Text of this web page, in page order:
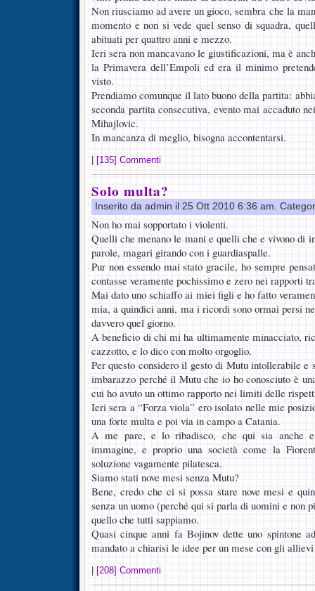
Non riusciamo ad avere un gioco, sembra che la
momento e non si vede quel senso di squadra,
abituati per quattro anni e mezzo.
Ieri sera non mancavano le giustificazioni, ma è
la Primavera dell’Empoli ed era il minimo
visto.
Prendiamo comunque il lato buono della partita:
seconda partita consecutiva, evento mai accaduto
Mihajlovic.
In mancanza di meglio, bisogna accontentarsi.
[135] Commenti
Solo multa?
Inserito da admin il 25 Ott 2010 6:36 am.
Non ho mai sopportato i violenti.
Quelli che menano le mani e quelli che e vivono di
parole, magari girando con i guardiaspalle.
Pur non essendo mai stato gracile, ho sempre
contasse veramente pochissimo e zero nei rapporti
Mai dato uno schiaffo ai miei figli e ho fatto
mia, a quindici anni, ma i ricordi sono ormai persi
davvero quel giorno.
A beneficio di chi mi ha ultimamente minacciato,
cazzotto, e lo dico con molto orgoglio.
Per questo considero il gesto di Mutu intollerabile e
imbarazzo perché il Mutu che io ho conosciuto è
cui ho avuto un ottimo rapporto nei limiti delle
Ieri sera a “Forza viola” ero isolato nelle mie
una forte multa e poi via in campo a Catania.
A me pare, e lo ribadisco, che qui sia anche e
immagine, e proprio una società come la
soluzione vagamente pilatesca.
Siamo stati nove mesi senza Mutu?
Bene, credo che ci si possa stare nove mesi e
senza un uomo (perché qui si parla di uomini e non
quello che tutti sappiamo.
Quasi cinque anni fa Bojinov dette uno spintone
mandato a chiarisi le idee per un mese con gli
[208] Commenti